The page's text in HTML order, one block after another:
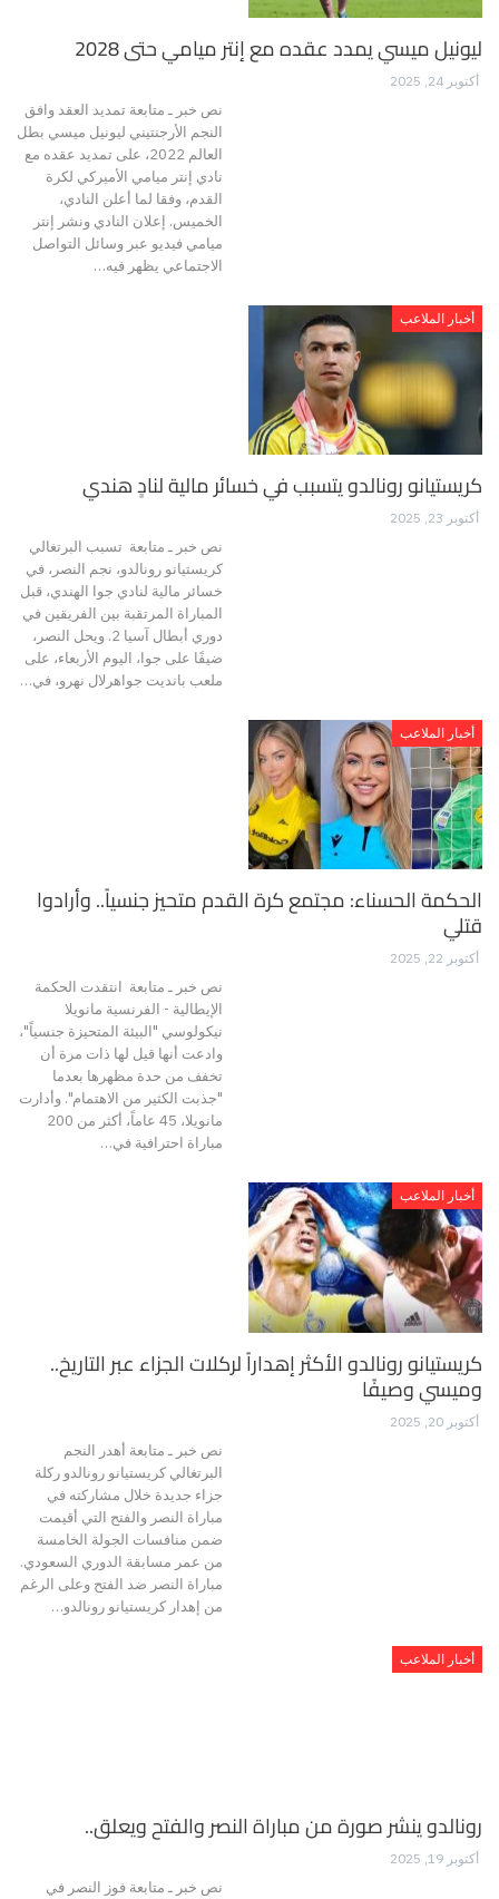
ليونيل ميسي يمدد عقده مع إنتر ميامي حتى 2028
أكتوبر 24, 2025
نص خبر ـ متابعة تمديد العقد وافق
النجم الأرجنتيني ليونيل ميسي بطل
العالم 2022، على تمديد عقده مع
نادي إنتر ميامي الأميركي لكرة
القدم، وفقا لما أعلن النادي،
الخميس. إعلان النادي ونشر إنتر
ميامي فيديو عبر وسائل التواصل
الاجتماعي يظهر فيه…
أخبار الملاعب
كريستيانو رونالدو يتسبب في خسائر مالية لنادٍ هندي
أكتوبر 23, 2025
نص خبر ـ متابعة تسبب البرتغالي
كريستيانو رونالدو، نجم النصر، في
خسائر مالية لنادي جوا الهندي، قبل
المباراة المرتقبة بين الفريقين في
دوري أبطال آسيا 2. ويحل النصر،
ضيفًا على جوا، اليوم الأربعاء، على
ملعب بانديت جواهرلال نهرو، في…
أخبار الملاعب
الحكمة الحسناء: مجتمع كرة القدم متحيز جنسياً.. وأرادوا
قتلي
أكتوبر 22, 2025
نص خبر ـ متابعة انتقدت الحكمة
الإيطالية - الفرنسية مانويلا
نيكولوسي "البيئة المتحيزة جنسياً"،
وادعت أنها قيل لها ذات مرة أن
تخفف من حدة مظهرها بعدما
"جذبت الكثير من الاهتمام". وأدارت
مانويلا، 45 عاماً، أكثر من 200
مباراة احترافية في…
أخبار الملاعب
كريستيانو رونالدو الأكثر إهداراً لركلات الجزاء عبر التاريخ..
وميسي وصيفًا
أكتوبر 20, 2025
نص خبر ـ متابعة أهدر النجم
البرتغالي كريستيانو رونالدو ركلة
جزاء جديدة خلال مشاركته في
مباراة النصر والفتح التي أقيمت
ضمن منافسات الجولة الخامسة
من عمر مسابقة الدوري السعودي.
مباراة النصر ضد الفتح وعلى الرغم
من إهدار كريستيانو رونالدو…
أخبار الملاعب
رونالدو ينشر صورة من مباراة النصر والفتح ويعلق..
أكتوبر 19, 2025
نص خبر ـ متابعة فوز النصر في